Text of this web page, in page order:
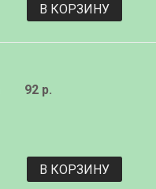
В КОРЗИНУ
92 р.
В КОРЗИНУ